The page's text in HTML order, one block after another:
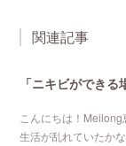
関連記事
こんにちは！
生活が乱れていたか